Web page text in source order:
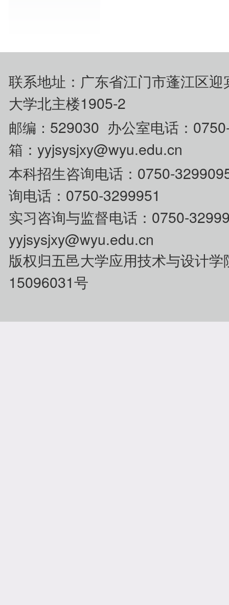
联系地址：广东省江门市蓬江区迎
大学北主楼1905-2
邮编： 529030 办公室电话：
箱：yyjsysjxy@wyu.edu.cn
本科招生咨询电话： 0750-
询电话：0750-3299951
实习咨询与监督电话： 0750-
yyjsysjxy@wyu.edu.cn
版权归五邑大学应用技术与设计学
15096031号